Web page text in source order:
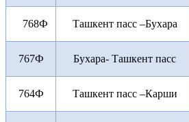
768Ф Ташкент пасс –Бухара
767Ф Бухара- Ташкент пасс
764Ф Ташкент пасс –Карши